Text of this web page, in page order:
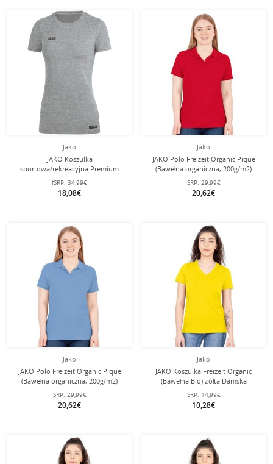
Jako
JAKO Koszulka
sportowa/rekreacyjna Premium
Basics (Jersey z poliestru i elastanu)
jasnoszara melange damska
fSRP: 34,99€
18,08€
Jako
JAKO Polo Freizeit Organic Pique
(Bawełna organiczna, 200g/m2)
czerwony Damski
SRP: 29,99€
20,62€
Jako
JAKO Polo Freizeit Organic Pique
(Bawełna organiczna, 200g/m2)
jasnoniebieskie Damskie
SRP: 29,99€
20,62€
Jako
JAKO Koszulka Freizeit Organic
(Bawełna Bio) żółta Damska
SRP: 14,99€
10,28€